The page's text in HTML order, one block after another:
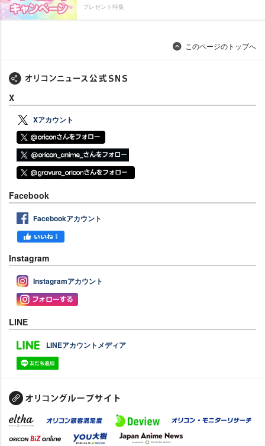
プレゼント特集
このページのトップへ
X
Xアカウント
Facebook
Facebookアカウント
Instagram
Instagramアカウント
LINE
LINEアカウントメディア